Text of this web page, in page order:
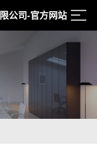
公司-官方网站